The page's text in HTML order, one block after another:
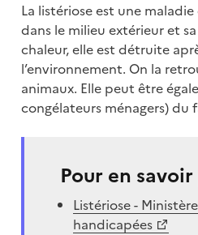
La listériose est une
dans le milieu extérieur et
chaleur, elle est détruite
l’environnement. On la
animaux. Elle peut être
congélateurs ménagers) du
Pour en
Listériose -
handicapées